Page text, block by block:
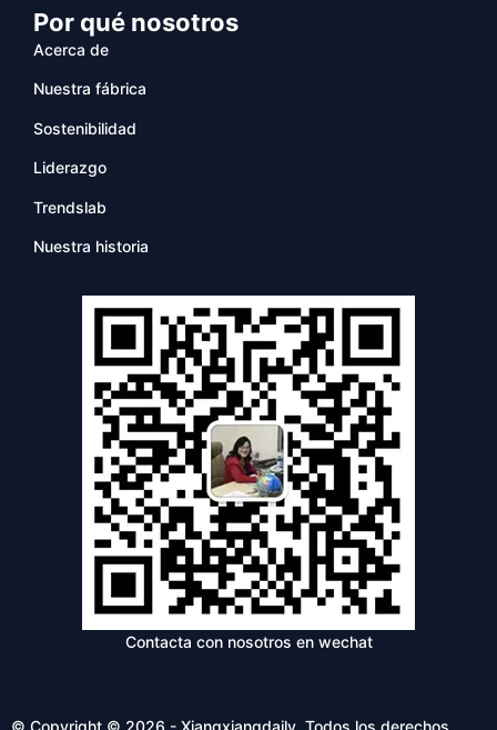
Por qué nosotros
Acerca de
Nuestra fábrica
Sostenibilidad
Liderazgo
Trendslab
Nuestra historia
Contacta con nosotros en wechat
© Copyright © 2026 - Xiangxiangdaily. Todos los derechos